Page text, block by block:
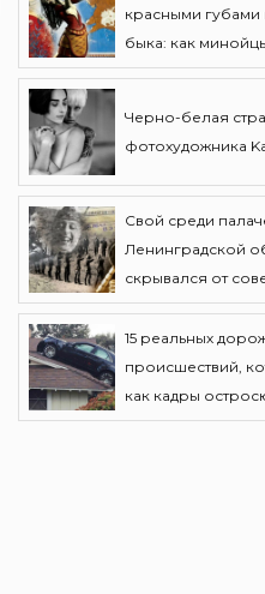
красными
быка: как
Черно-белая
фотохудожника
Свой среди
Ленинградской
скрывался от
15 реальных
происшествий,
как кадры